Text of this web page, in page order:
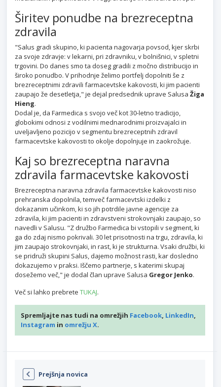
Širitev ponudbe na brezreceptna
zdravila
"Salus gradi skupino, ki pacienta nagovarja povsod, kjer skrbi
za svoje zdravje: v lekarni, pri zdravniku, v bolnišnici, v spletni
trgovini. Do danes smo ta doseg gradili z močno distribucijo in
široko ponudbo. V prihodnje želimo portfelj dopolniti še z
brezreceptnimi zdravili farmacevtske kakovosti, ki jim pacienti
zaupajo že desetletja," je dejal predsednik uprave Salusa Žiga
Hieng.
Dodal je, da Farmedica s svojo več kot 30-letno tradicijo,
globokimi odnosi z vodilnimi mednarodnimi proizvajalci in
uveljavljeno pozicijo v segmentu brezreceptnih zdravil
farmacevtske kakovosti to okolje dopolnjuje in zaokrožuje.
Kaj so brezreceptna naravna
zdravila farmacevtske kakovosti
Brezreceptna naravna zdravila farmacevtske kakovosti niso
prehranska dopolnila, temveč farmacevtski izdelki z
dokazanim učinkom, ki so jih potrdile javne agencije za
zdravila, ki jim pacienti in zdravstveni strokovnjaki zaupajo, so
navedli v Salusu. "Z družbo Farmedica bi vstopili v segment, ki
ga do zdaj nismo pokrivali. 30 let prisotnosti na trgu, zdravila, ki
jim zaupajo strokovnjaki, in rast, ki je strukturna. Vsaki družbi, ki
se pridruži skupini Salus, dajemo možnost rasti, kar dosledno
dokazujemo v praksi. Iščemo partnerje, s katerimi skupaj
dosežemo več," je dodal član uprave Salusa Gregor Jenko.
Več si lahko prebrete TUKAJ.
Spremljajte nas tudi na omrežjih Facebook, LinkedIn,
Instagram in omrežju X.
Prejšnja novica